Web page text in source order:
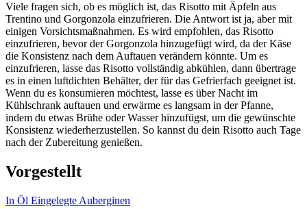
Viele fragen sich, ob es möglich ist, das Risotto mit Äpfeln aus
Trentino und Gorgonzola einzufrieren. Die Antwort ist ja, aber mit
einigen Vorsichtsmaßnahmen. Es wird empfohlen, das Risotto
einzufrieren, bevor der Gorgonzola hinzugefügt wird, da der Käse
die Konsistenz nach dem Auftauen verändern könnte. Um es
einzufrieren, lasse das Risotto vollständig abkühlen, dann übertrage
es in einen luftdichten Behälter, der für das Gefrierfach geeignet ist.
Wenn du es konsumieren möchtest, lasse es über Nacht im
Kühlschrank auftauen und erwärme es langsam in der Pfanne,
indem du etwas Brühe oder Wasser hinzufügst, um die gewünschte
Konsistenz wiederherzustellen. So kannst du dein Risotto auch Tage
nach der Zubereitung genießen.
Vorgestellt
In Öl Eingelegte Auberginen